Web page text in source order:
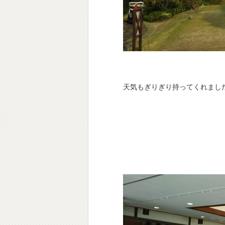
天気もぎりぎり持ってくれまし